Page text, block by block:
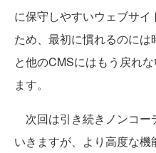
に保守しやすいウェブサ
ため、最初に慣れるのに
と他のCMSにはもう戻れ
ます。
次回は引き続きノンコー
いきますが、より高度な